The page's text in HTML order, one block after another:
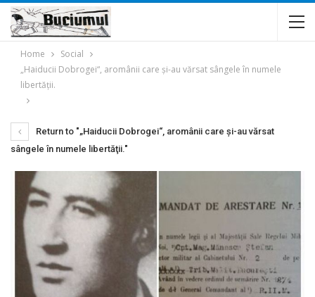
Home
Social
„Haiducii Dobrogei“, aromânii care şi-au vărsat sângele în numele
libertăţii.
Return to "„Haiducii Dobrogei“, aromânii care şi-au vărsat
sângele în numele libertăţii."